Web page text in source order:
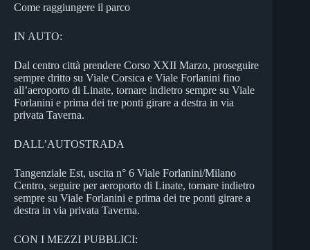
Come raggiungere il parco
IN AUTO:
Dal centro città prendere Corso XXII Marzo, proseguire
sempre dritto su Viale Corsica e Viale Forlanini fino
all’aeroporto di Linate, tornare indietro sempre su Viale
Forlanini e prima dei tre ponti girare a destra in via
privata Taverna.
DALL’AUTOSTRADA
Tangenziale Est, uscita n° 6 Viale Forlanini/Milano
Centro, seguire per aeroporto di Linate, tornare indietro
sempre su Viale Forlanini e prima dei tre ponti girare a
destra in via privata Taverna.
CON I MEZZI PUBBLICI: